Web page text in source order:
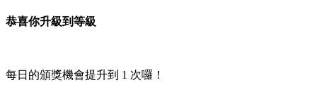
恭喜你升級到等級
每日的頒獎機會提升到 1 次囉！